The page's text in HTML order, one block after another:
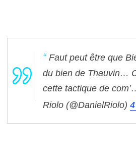
Faut peut être que
du bien de Thauvin…
cette tactique de
Riolo (@DanielRiolo)